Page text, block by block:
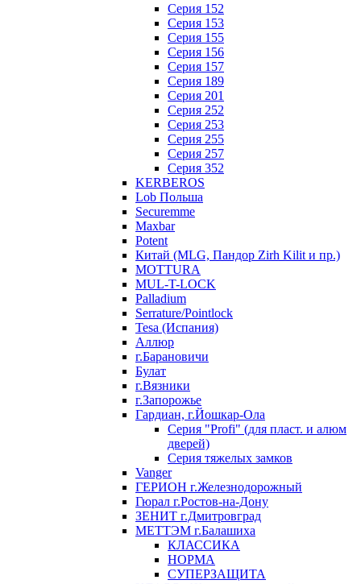
Серия 152
Серия 153
Серия 155
Серия 156
Серия 157
Серия 189
Серия 201
Серия 252
Серия 253
Серия 255
Серия 257
Серия 352
KERBEROS
Lob Польша
Securemme
Maxbar
Potent
Китай (MLG, Пандор Zirh Kilit и пр.)
MOTTURA
MUL-T-LOCK
Palladium
Serrature/Pointlock
Tesa (Испания)
Аллюр
г.Барановичи
Булат
г.Вязники
г.Запорожье
Гардиан, г.Йошкар-Ола
Серия "Profi" (для пласт. и алюм
дверей)
Серия тяжелых замков
Vanger
ГЕРИОН г.Железнодорожный
Гюрал г.Ростов-на-Дону
ЗЕНИТ г.Дмитровград
МЕТТЭМ г.Балашиха
КЛАССИКА
НОРМА
СУПЕРЗАЩИТА